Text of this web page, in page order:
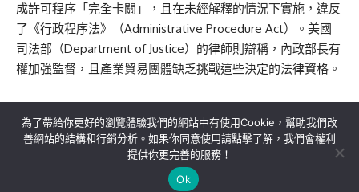
成許可程序「完全卡關」，且在未經解釋的情況下實施，違反
了《行政程序法》（Administrative Procedure Act）。美國
司法部（Department of Justice）的律師則辯稱，內政部長有
權加強監督，且產業貿易團體缺乏挑戰這些決定的法律資格。
關於我們 隱私權政策 聯絡我們
為了帶給你更好的瀏覽體驗我們的網站中有使用Cookie，幫助我們改
善網站的結構和行銷分析。如果你同意使用請點擊了解，我們會權利
提供你更完善的服務！
Ok